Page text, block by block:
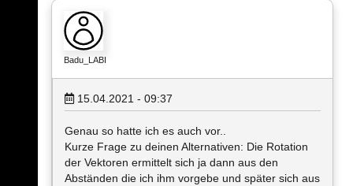
Badu_LABI
15.04.2021 - 09:37
Genau so hatte ich es auch vor..
Kurze Frage zu deinen Alternativen: Die Rotation
der Vektoren ermittelt sich ja dann aus den
Abständen die ich ihm vorgebe und später sich aus